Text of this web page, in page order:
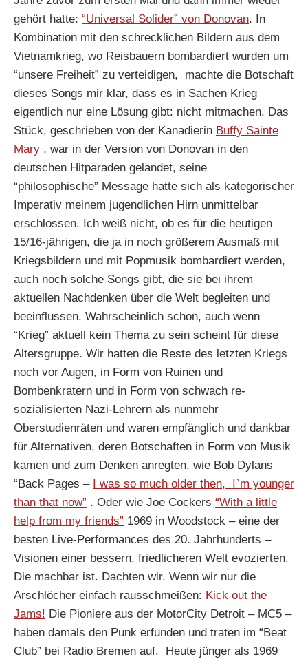
gehört hatte: “Universal Solider” von Donovan. In
Kombination mit den schrecklichen Bildern aus dem
Vietnamkrieg, wo Reisbauern bombardiert wurden um
“unsere Freiheit” zu verteidigen, machte die Botschaft
dieses Songs mir klar, dass es in Sachen Krieg
eigentlich nur eine Lösung gibt: nicht mitmachen. Das
Stück, geschrieben von der Kanadierin Buffy Sainte
Mary , war in der Version von Donovan in den
deutschen Hitparaden gelandet, seine
“philosophische” Message hatte sich als kategorischer
Imperativ meinem jugendlichen Hirn unmittelbar
erschlossen. Ich weiß nicht, ob es für die heutigen
15/16-jährigen, die ja in noch größerem Ausmaß mit
Kriegsbildern und mit Popmusik bombardiert werden,
auch noch solche Songs gibt, die sie bei ihrem
aktuellen Nachdenken über die Welt begleiten und
beeinflussen. Wahrscheinlich schon, auch wenn
“Krieg” aktuell kein Thema zu sein scheint für diese
Altersgruppe. Wir hatten die Reste des letzten Kriegs
noch vor Augen, in Form von Ruinen und
Bombenkratern und in Form von schwach re-
sozialisierten Nazi-Lehrern als nunmehr
Oberstudienräten und waren empfänglich und dankbar
für Alternativen, deren Botschaften in Form von Musik
kamen und zum Denken anregten, wie Bob Dylans
“Back Pages –
I was so much older then, I`m younger
than that now” . Oder wie Joe Cockers “With a little
help from my friends” 1969 in Woodstock – eine der
besten Live-Performances des 20. Jahrhunderts –
Visionen einer bessern, friedlicheren Welt evozierten.
Die machbar ist. Dachten wir. Wenn wir nur die
Arschlöcher einfach rausschmeißen: Kick out the
Jams! Die Pioniere aus der MotorCity Detroit – MC5 –
haben damals den Punk erfunden und traten im “Beat
Club” bei Radio Bremen auf. Heute jünger als 1969